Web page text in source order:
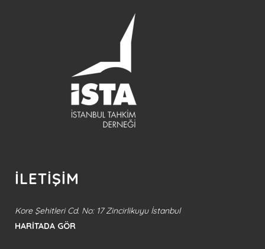
İLETİŞİM
Kore Şehitleri Cd. No: 17 Zincirlikuyu İstanbul
HARİTADA GÖR